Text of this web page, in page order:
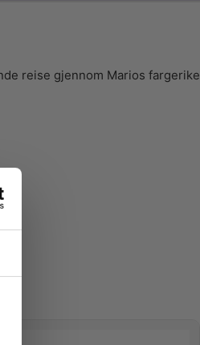
reise gjennom Marios fargerike